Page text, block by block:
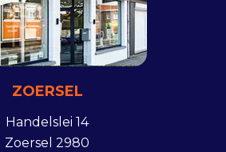
ZOERSEL
Handelslei 14
Zoersel 2980